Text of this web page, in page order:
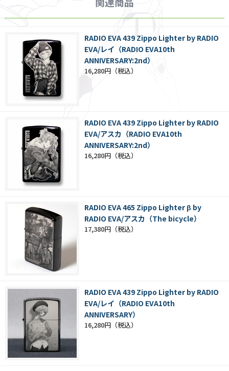
RADIO EVA 439 Zippo Lighter by RADIO
EVA/レイ（RADIO EVA10th
ANNIVERSARY:2nd）
16,280円
RADIO EVA 439 Zippo Lighter by RADIO
EVA/アスカ（RADIO EVA10th
ANNIVERSARY:2nd）
16,280円
RADIO EVA 465 Zippo Lighter β by
RADIO EVA/アスカ（The bicycle）
17,380円
RADIO EVA 439 Zippo Lighter by RADIO
EVA/レイ（RADIO EVA10th
ANNIVERSARY）
16,280円